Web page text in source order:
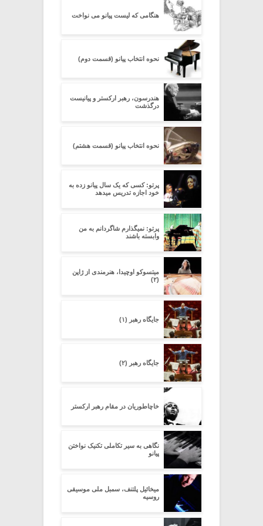
هنگامی که لیست پیانو می نواخت
نحوه انتخاب پیانو (قسمت دوم)
هندرسون، رهبر ارکستر و پیانیست
درگذشت
نحوه انتخاب پیانو (قسمت هشتم)
پرتو: کسی که یک سال پیانو زده به
خود اجازه تدریس میدهد
پرتو: نمیگذارم شاگردانم به من
وابسته باشند
میتسوکو اوچیدا، هنرمندی از ژاپن
(۲)
جایگاه رهبر (۱)
جایگاه رهبر (۲)
خاچاطوریان در مقام رهبر ارکستر
نگاهی به سیر تکاملی تکنیک نواختن
پیانو
میخائیل پلتنف، سمبل ملی موسیقی
روسیه